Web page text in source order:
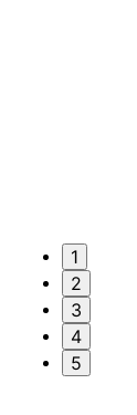
1
2
3
4
5